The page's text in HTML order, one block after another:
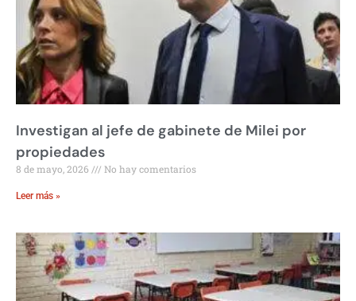
Investigan al jefe de gabinete de Milei por
propiedades
8 de mayo, 2026 No hay comentarios
Leer más »